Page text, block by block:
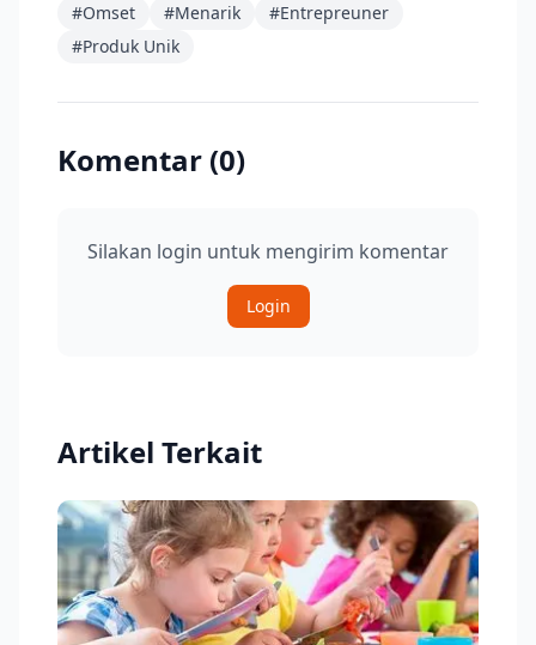
#Omset #Menarik #Entrepreuner
#Produk Unik
Komentar (0)
Silakan login untuk mengirim komentar
Login
Artikel Terkait